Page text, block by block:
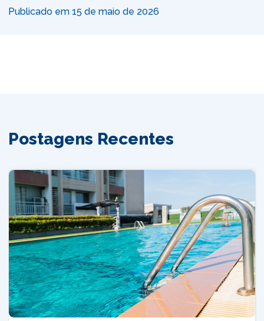
Publicado em 15 de maio de 2026
Postagens Recentes